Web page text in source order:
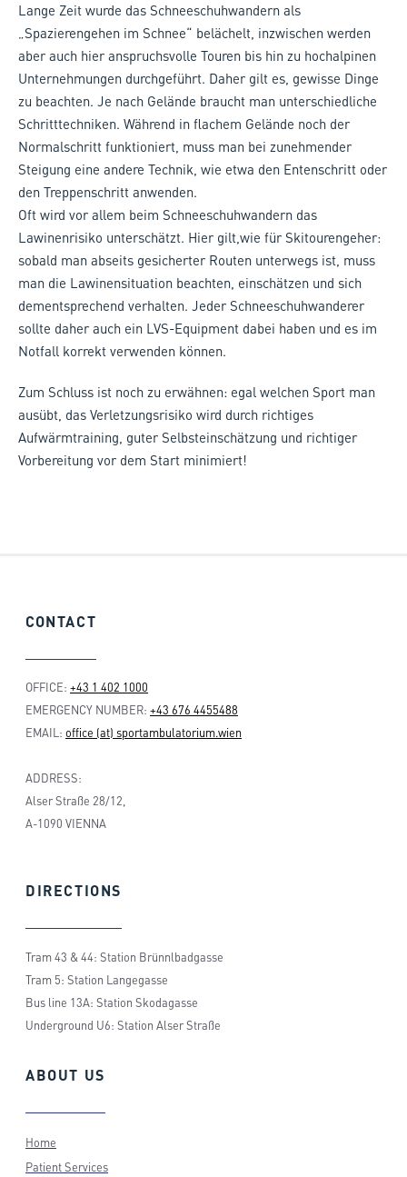
Lange Zeit wurde das Schneeschuhwandern als
„Spazierengehen im Schnee“ belächelt, inzwischen werden
aber auch hier anspruchsvolle Touren bis hin zu hochalpinen
Unternehmungen durchgeführt. Daher gilt es, gewisse Dinge
zu beachten. Je nach Gelände braucht man unterschiedliche
Schritttechniken. Während in flachem Gelände noch der
Normalschritt funktioniert, muss man bei zunehmender
Steigung eine andere Technik, wie etwa den Entenschritt oder
den Treppenschritt anwenden.
Oft wird vor allem beim Schneeschuhwandern das
Lawinenrisiko unterschätzt. Hier gilt,wie für Skitourengeher:
sobald man abseits gesicherter Routen unterwegs ist, muss
man die Lawinensituation beachten, einschätzen und sich
dementsprechend verhalten. Jeder Schneeschuhwanderer
sollte daher auch ein LVS-Equipment dabei haben und es im
Notfall korrekt verwenden können.
Zum Schluss ist noch zu erwähnen: egal welchen Sport man
ausübt, das Verletzungsrisiko wird durch richtiges
Aufwärmtraining, guter Selbsteinschätzung und richtiger
Vorbereitung vor dem Start minimiert!
CONTACT
OFFICE: +43 1 402 1000
EMERGENCY NUMBER: +43 676 4455488
EMAIL: office (at) sportambulatorium.wien
ADDRESS:
Alser Straße 28/12,
A-1090 VIENNA
DIRECTIONS
Tram 43 & 44: Station Brünnlbadgasse
Tram 5: Station Langegasse
Bus line 13A: Station Skodagasse
Underground U6: Station Alser Straße
ABOUT US
Home
Patient Services